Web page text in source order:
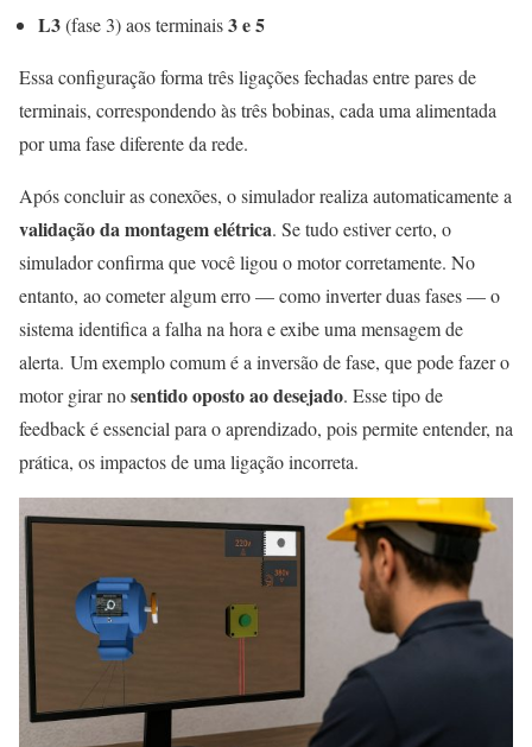
L3(fase 3) aos terminais3 e 5
Essa configuração forma três ligações fechadas entre pares de
terminais, correspondendo às três bobinas, cada uma alimentada
por uma fase diferente da rede.
Após concluir as conexões, o simulador realiza automaticamente a
validação da montagem elétrica. Se tudo estiver certo, o
simulador confirma que você ligou o motor corretamente. No
entanto, ao cometer algum erro — como inverter duas fases — o
sistema identifica a falha na hora e exibe uma mensagem de
alerta. Um exemplo comum é a inversão de fase, que pode fazer o
motor girar nosentido oposto ao desejado. Esse tipo de
feedback é essencial para o aprendizado, pois permite entender, na
prática, os impactos de uma ligação incorreta.